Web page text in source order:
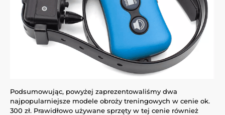
Podsumowując, powyżej zaprezentowaliśmy dwa
najpopularniejsze modele obroży treningowych w cenie ok.
300 zł. Prawidłowo używane sprzęty w tej cenie również